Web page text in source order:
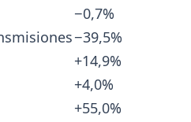
Producción
2026
La producción
en junio 2026 (+1,7%
junio retrocede 0,7%.
−0,7%
−39,5%
+14,9%
+4,0%
+55,0%